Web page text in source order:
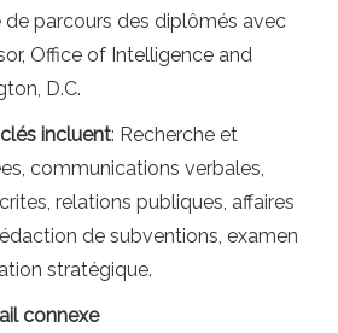
parcours des diplômés avec
Office of Intelligence and
D.C.
incluent: Recherche et
communications verbales,
relations publiques, affaires
de subventions, examen
stratégique.
connexe